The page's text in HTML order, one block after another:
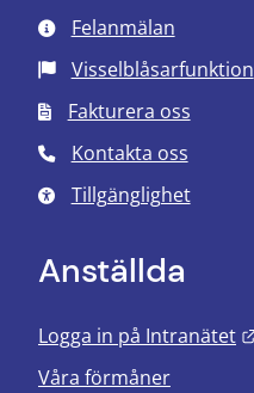
Felanmälan
Visselblåsarfunktion
Fakturera oss
Kontakta oss
Tillgänglighet
Anställda
Logga in på Intranätet
Våra förmåner